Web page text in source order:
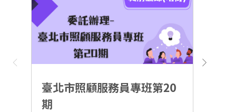
臺北市照顧服務員專班第20
期